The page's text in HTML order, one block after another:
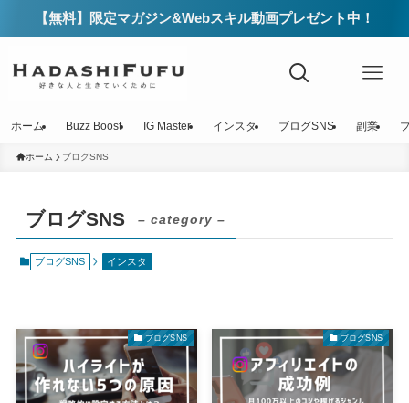
【無料】限定マガジン&Webスキル動画プレゼント中！
ホーム Buzz Boost IG Master インスタ ブログSNS 副業
ホーム ブログSNS
ブログSNS – category –
ブログSNS インスタ
ブログSNS ブログSNS